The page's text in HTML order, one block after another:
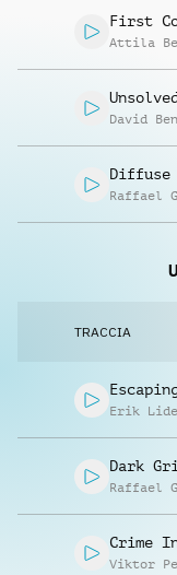
First
Attila
David
Diffuse
Raffael
TRACCIA
Erik
Dark
Raffael
Crime
Viktor